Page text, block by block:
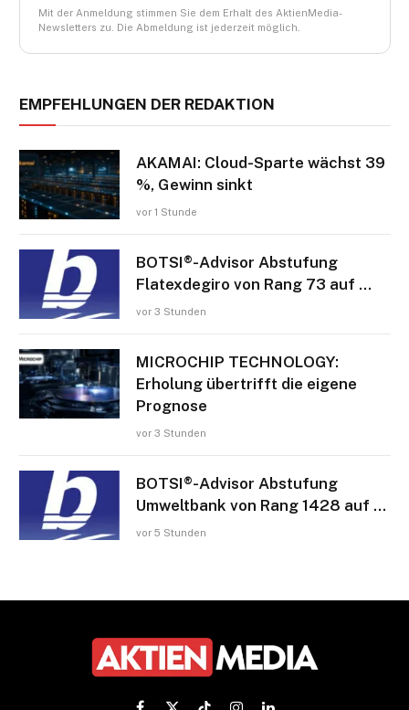
Mit der Anmeldung stimmen Sie dem Erhalt des AktienMedia-
Newsletters zu. Die Abmeldung ist jederzeit möglich.
EMPFEHLUNGEN DER REDAKTION
AKAMAI: Cloud-Sparte wächst 39
%, Gewinn sinkt
vor 1 Stunde
BOTSI®-Advisor Abstufung
Flatexdegiro von Rang 73 auf …
vor 3 Stunden
MICROCHIP TECHNOLOGY:
Erholung übertrifft die eigene
Prognose
vor 3 Stunden
BOTSI®-Advisor Abstufung
Umweltbank von Rang 1428 auf …
vor 5 Stunden